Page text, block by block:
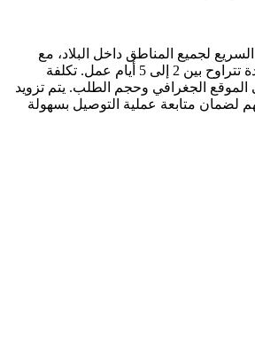
لجميع المناطق داخل البلاد، مع
توصيل الطلبات خلال مدة تتراوح بين 2 إلى 5 أيام عمل. تكلفة
الجغرافي وحجم الطلب. يتم تزويد
لضمان متابعة عملية التوصيل بسهولة